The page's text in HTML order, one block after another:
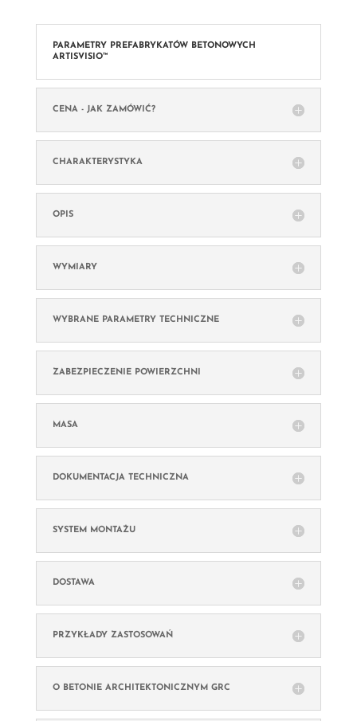
PARAMETRY PREFABRYKATÓW BETONOWYCH
ARTISVISIO™
CENA - JAK ZAMÓWIĆ?
CHARAKTERYSTYKA
OPIS
WYMIARY
WYBRANE PARAMETRY TECHNICZNE
ZABEZPIECZENIE POWIERZCHNI
MASA
DOKUMENTACJA TECHNICZNA
SYSTEM MONTAŻU
DOSTAWA
PRZYKŁADY ZASTOSOWAŃ
O BETONIE ARCHITEKTONICZNYM GRC